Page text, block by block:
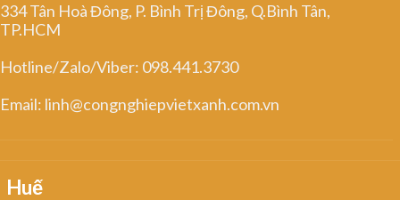
334 Tân Hoà Đông, P. Bình Trị Đông, Q.Bình Tân,
TP.HCM
Hotline/Zalo/Viber: 098.441.3730
Email: linh@congnghiepvietxanh.com.vn
Huế